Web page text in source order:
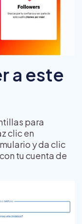
a este
para
clic en
y da clic
tu cuenta de